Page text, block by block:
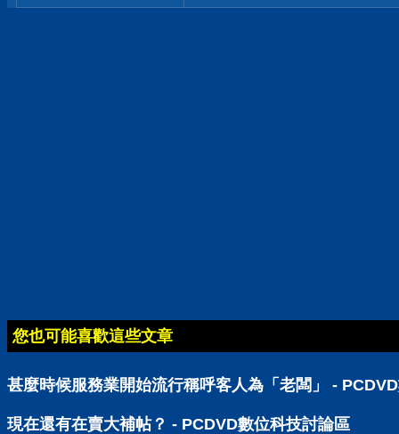
您也可能喜歡這些文章
甚麼時候服務業開始流行稱呼客人為「老闆」 -
現在還有在賣大補帖？ - PCDVD數位科技討論區